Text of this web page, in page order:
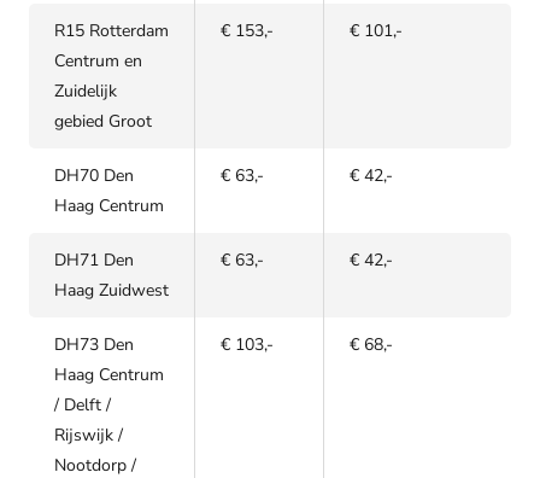
R15 Rotterdam
Centrum en
Zuidelijk
gebied Groot
€ 153,- € 101,-
DH70 Den
Haag Centrum
€ 63,- € 42,-
DH71 Den
Haag Zuidwest
€ 63,- € 42,-
DH73 Den
Haag Centrum
/ Delft /
Rijswijk /
Nootdorp /
€ 103,- € 68,-